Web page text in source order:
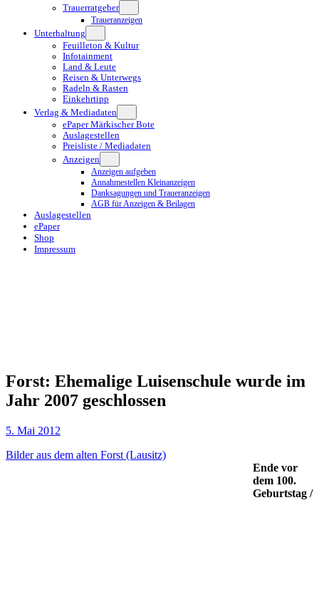
Trauerratgeber
Traueranzeigen
Unterhaltung
Feuilleton & Kultur
Infotainment
Land & Leute
Reisen & Unterwegs
Radeln & Rasten
Einkehrtipp
Verlag & Mediadaten
ePaper Märkischer Bote
Auslagestellen
Preisliste / Mediadaten
Anzeigen
Anzeigen aufgeben
Annahmestellen Kleinanzeigen
Danksagungen und Traueranzeigen
AGB für Anzeigen & Beilagen
Auslagestellen
ePaper
Shop
Impressum
Forst: Ehemalige Luisenschule wurde im
Jahr 2007 geschlossen
5. Mai 2012
Bilder aus dem alten Forst (Lausitz)
Ende vor
dem 100.
Geburtstag /